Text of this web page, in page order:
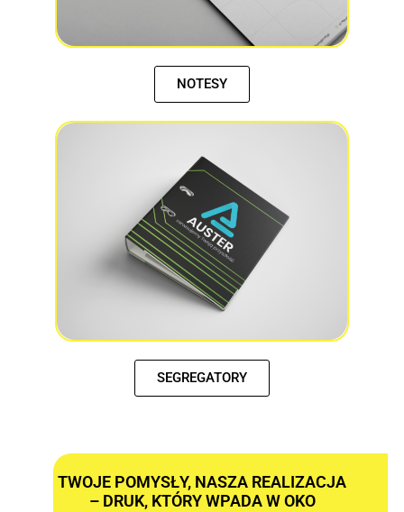
NOTESY
SEGREGATORY
TWOJE POMYSŁY, NASZA REALIZACJA
– DRUK, KTÓRY WPADA W OKO